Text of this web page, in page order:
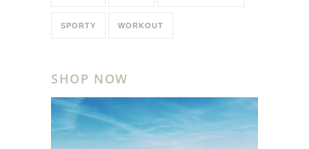
SPORTY WORKOUT
SHOP NOW